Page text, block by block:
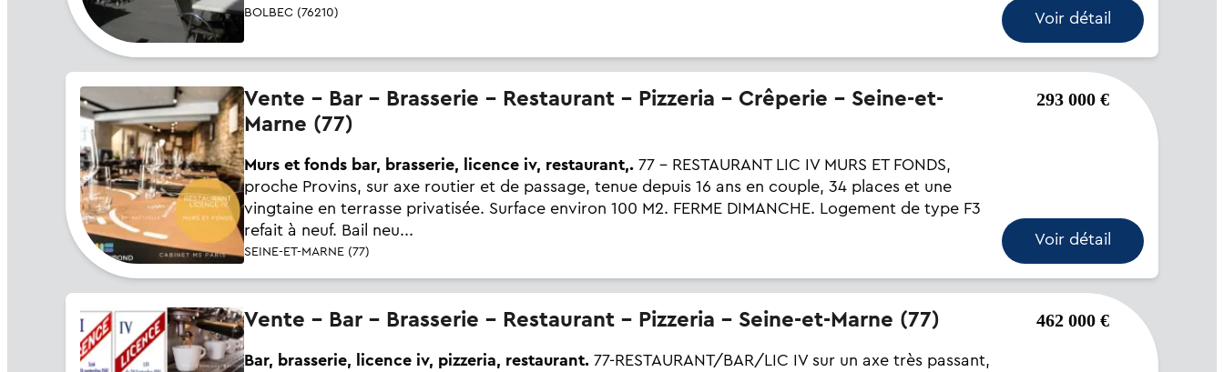
BOLBEC (76210) Voir détail
Vente - Bar - Brasserie - Restaurant - Pizzeria - Crêperie - Seine-et-
Marne (77)
Murs et fonds bar, brasserie, licence iv, restaurant,. 77 - RESTAURANT LIC IV MURS ET FONDS,
proche Provins, sur axe routier et de passage, tenue depuis 16 ans en couple, 34 places et une
vingtaine en terrasse privatisée. Surface environ 100 M2. FERME DIMANCHE. Logement de type F3
refait à neuf. Bail neu...
SEINE-ET-MARNE (77)
293 000 €
Voir détail
Vente - Bar - Brasserie - Restaurant - Pizzeria - Seine-et-Marne (77)
Bar, brasserie, licence iv, pizzeria, restaurant. 77-RESTAURANT/BAR/LIC IV sur un axe très passant,
462 000 €